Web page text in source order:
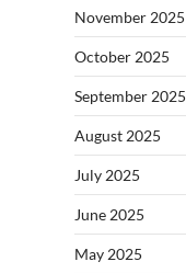
November 2025
October 2025
September 2025
August 2025
July 2025
June 2025
May 2025